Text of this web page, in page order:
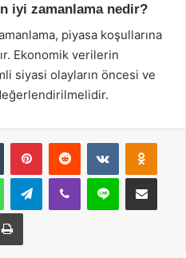
iyi zamanlama nedir?
piyasa koşullarına
Ekonomik verilerin
siyasi olayların öncesi ve
Tumblr PinterestReddit VKontakte
WhatsAppTelegramViber Line E-Posta ile
Yazdır